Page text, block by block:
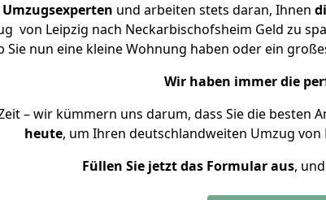
und arbeiten stets daran, Ihnen
von Leipzig nach Neckarbischofsheim Geld zu
Sie nun eine kleine Wohnung haben oder ein
Wir haben immer die
– wir kümmern uns darum, dass Sie die besten
heute, um Ihren deutschlandweiten Umzug
Füllen Sie jetzt das Formular aus,